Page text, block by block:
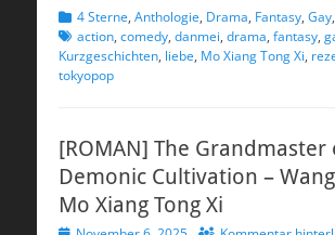
Kategorien
4 Sterne, Anthologie, Drama, Fantasy, Gay,
action, comedy, danmei, drama, fantasy,
Kurzgeschichten, liebe, Mo Xiang Tong Xi,
tokyopop
[ROMAN] The Grandmaster
Demonic Cultivation –
Mo Xiang Tong Xi